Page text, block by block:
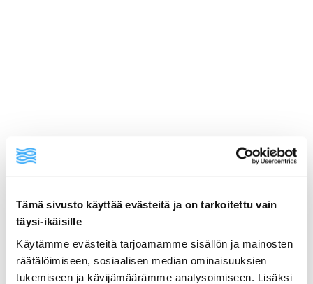
Tämä sivusto käyttää evästeitä ja on tarkoitettu vain
täysi-ikäisille
Käytämme evästeitä tarjoamamme sisällön ja mainosten
räätälöimiseen, sosiaalisen median ominaisuuksien
tukemiseen ja kävijämäärämme analysoimiseen. Lisäksi
ainekset
valmistusohje